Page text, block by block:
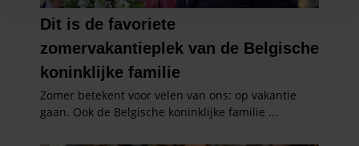
en om ons websiteverkeer te analyseren. Ook delen we
informatie over uw gebruik van onze site met onze
partners voor social media, adverteren en analyse. Deze
partners kunnen deze gegevens combineren met andere
informatie die u aan ze heeft verstrekt of die ze hebben
verzameld op basis van uw gebruik van hun services. U